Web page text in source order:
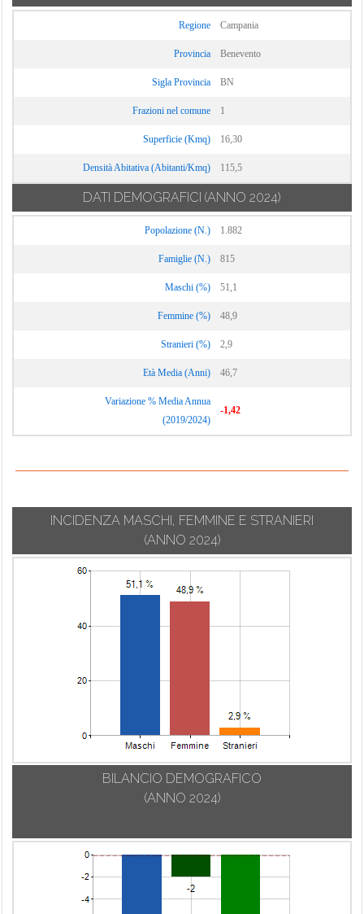
Torrecuso
Vitulano
Regione Campania
Provincia Benevento
Sigla Provincia BN
Frazioni nel comune 1
Superficie (Kmq) 16,30
Densità Abitativa (Abitanti/Kmq) 115,5
DATI DEMOGRAFICI (ANNO 2024)
Popolazione (N.) 1.882
Famiglie (N.) 815
Maschi (%) 51,1
Femmine (%) 48,9
Stranieri (%) 2,9
Età Media (Anni) 46,7
Variazione % Media Annua
(2019/2024)
-1,42
INCIDENZA MASCHI, FEMMINE E STRANIERI
(ANNO 2024)
BILANCIO DEMOGRAFICO
(ANNO 2024)